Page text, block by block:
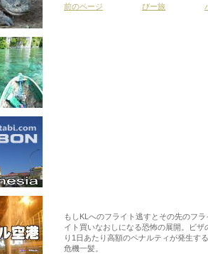
前のページ びー旅
もしKLへのフライト逃すとその先のフ
イト買いなおしになる恐怖の展開。ビ
り1日あたり高額のペナルティが発生す
危機一髪。